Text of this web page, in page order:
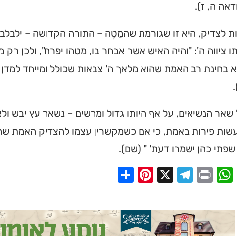
ה, ז).
לצדיק, היא זו שגורמת שהמַטֶה – התורה הקדושה – ילבלב
ציווה ה': "והיה האיש אשר אבחר בו, מטהו יפרח", ולכן
בחינת רב האמת שהוא מלאך ה' צבאות שכולל ומייחד למדן
הנשיאים, על אף היותו גדול ומרשים – נשאר עץ יבש
פירות באמת, כי אם כשמקשרין עצמו להצדיק האמת
שפתי כהן ישמרו דעת' " (שם).
Email
WhatsApp
Print
Telegram
Pinterest
בלחיצת כפתור.
➔